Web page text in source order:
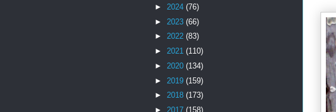
► 2024 (76)
► 2023 (66)
► 2022 (83)
► 2021 (110)
► 2020 (134)
► 2019 (159)
► 2018 (173)
► 2017 (158)